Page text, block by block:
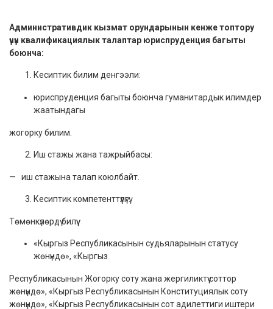
Административдик кызмат орундарынын кенже топтору
үчүн квалификациялык талаптар юриспруденция багыты
боюнча:
Кесиптик билим денгээли:
юриспруденция багыты боюнча гуманитардык илимдер
жаатындагы
жогорку билим.
Иш стажы жана тажрыйбасы:
— иш стажына талап коюлбайт.
Кесиптик компетенттүүлүгү:
Төмөнкүлөрдү билүү:
«Кыргыз Республикасынын судьяларынын статусу
жөнүндө», «Кыргыз
Республикасынын Жогорку соту жана жергиликтүү соттор
жөнүндө», «Кыргыз Республикасынын Конституциялык соту
жөнүндө», «Кыргыз Республикасынын сот адилеттиги иштери